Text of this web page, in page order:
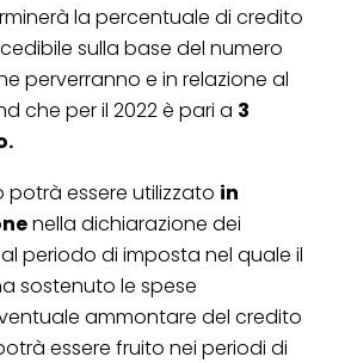
la percentuale di credito
sulla base del numero
perverranno e in relazione al
che per il 2022 è pari a 3
essere utilizzato in
nella dichiarazione dei
periodo di imposta nel quale il
sostenuto le spese
ammontare del credito
essere fruito nei periodi di